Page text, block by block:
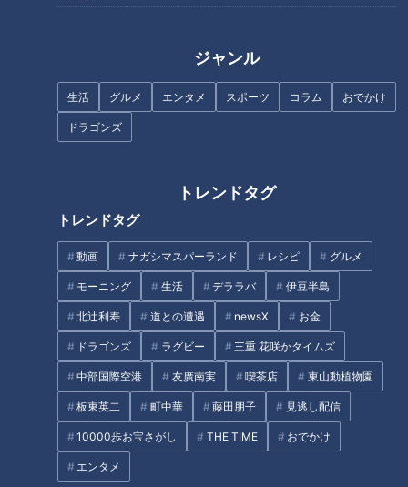
ジャンル
生活 グルメ エンタメ スポーツ コラム おでかけ
ドラゴンズ
トレンドタグ
トレンドタグ
動画 ナガシマスパーランド レシピ グルメ
モーニング 生活 デララバ 伊豆半島
北辻利寿 道との遭遇 newsX お金
ドラゴンズ ラグビー 三重 花咲かタイムズ
中部国際空港 友廣南実 喫茶店 東山動植物園
板東英二 町中華 藤田朋子 見逃し配信
10000歩お宝さがし THE TIME おでかけ
エンタメ
食リポート
ミーア！』の魅力を語る
新天地マリーンズで魅せろ“バズ
ーカの強肩”元竜戦士・加藤匠馬
い。虚空蔵菩薩の魅力
15秒しかないのにダンス経験者
でも難しい！？「ロキポダン
ス」をCBCアナが踊ってみた！
1分間の練習でダンスセンスが一
簡単!揚げるだけ!ふわふわの“深
海魚唐揚げ"をお取り寄せ!
タグ